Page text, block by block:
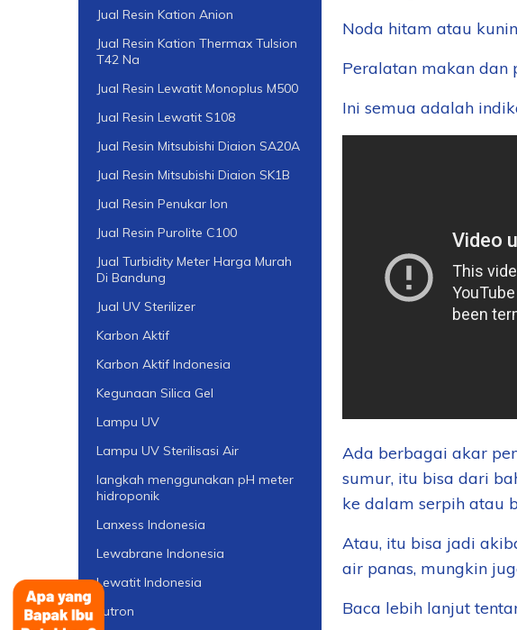
Noda hitam atau
Peralatan makan dan
Ini semua adalah
Ada berbagai akar
sumur, itu bisa dari
ke dalam serpih atau
Atau, itu bisa jadi
air panas, mungkin
Baca lebih lanjut
Jual Resin Kation Anion
Jual Resin Kation Thermax Tulsion
T42 Na
Jual Resin Lewatit Monoplus M500
Jual Resin Lewatit S108
Jual Resin Mitsubishi Diaion SA20A
Jual Resin Mitsubishi Diaion SK1B
Jual Resin Penukar Ion
Jual Resin Purolite C100
Jual Turbidity Meter Harga Murah
Di Bandung
Jual UV Sterilizer
Karbon Aktif
Karbon Aktif Indonesia
Kegunaan Silica Gel
Lampu UV
Lampu UV Sterilisasi Air
langkah menggunakan pH meter
hidroponik
Lanxess Indonesia
Lewabrane Indonesia
Lewatit Indonesia
Lutron